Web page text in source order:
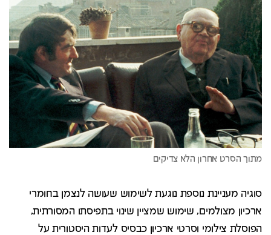
סוגיה מעניינת נוספת נוגעת לשימוש שעושה לנצמן בחומרי
ארכיון מצולמים, שימוש שמציין שינוי בתפיסתו המסורתית,
הפוסלת צילומי וסרטי ארכיון כבסיס לעדות היסטורית על